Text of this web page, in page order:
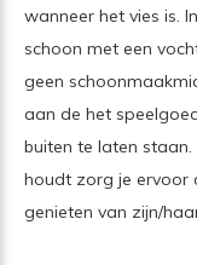
wanneer het vies is.
schoon met een
geen
aan de het
buiten te laten
houdt zorg je ervoor
genieten van zijn/